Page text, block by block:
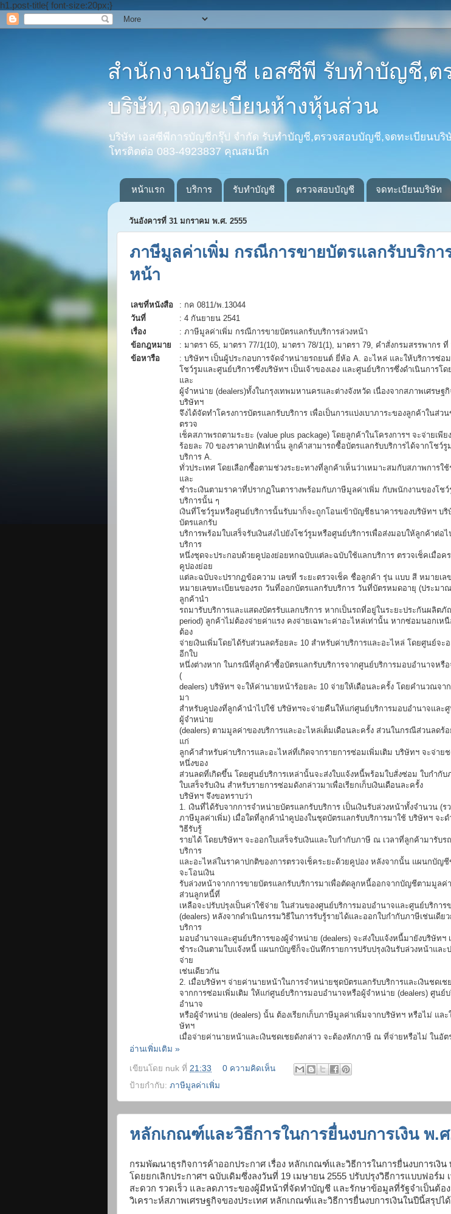
h1.post-title{ font-size:20px;}
สำนักงานบัญชี เอสซีพี รับทำบัญชี,ต
บริษัท,จดทะเบียนห้างหุ้นส่วน
บริษัท เอสซีพีการบัญชีกรุ๊ป จำกัด รับทำบัญชี,ตรวจสอบบัญชี,จดทะเบียนบริ
โทรติดต่อ 083-4923837 คุณสมนึก
หน้าแรก บริการ รับทำบัญชี ตรวจสอบบัญชี จดทะเบียนบริษัท
วันอังคารที่ 31 มกราคม พ.ศ. 2555
ภาษีมูลค่าเพิ่ม กรณีการขายบัตรแลกรับบริกา
หน้า
เลขที่หนังสือ
: กค 0811/พ.13044
วันที่
: 4 กันยายน 2541
เรื่อง
: ภาษีมูลค่าเพิ่ม กรณีการขายบัตรแลกรับบริการล่วงหน้า
ข้อกฎหมาย
: มาตรา 65, มาตรา 77/1(10), มาตรา 78/1(1), มาตรา 79, คำสั่งกรมสรรพากร
ข้อหารือ
: บริษัทฯ เป็นผู้ประกอบการจัดจำหน่ายรถยนต์ ยี่ห้อ A. อะไหล่ และให้บริการซ่อ
โชว์รูมและศูนย์บริการซึ่งบริษัทฯ เป็นเจ้าของเอง และศูนย์บริการซึ่งดำเนินการโ
และ
ผู้จำหน่าย (dealers)ทั้งในกรุงเทพมหานครและต่างจังหวัด เนื่องจากสภาพเศรษฐ
บริษัทฯ
จึงได้จัดทำโครงการบัตรแลกรับบริการ เพื่อเป็นการแบ่งเบาภาระของลูกค้าในส่ว
ตรวจ
เช็คสภาพรถตามระยะ (value plus package) โดยลูกค้าในโครงการฯ จะจ่ายเพี
ร้อยละ 70 ของราคาปกติเท่านั้น ลูกค้าสามารถซื้อบัตรแลกรับบริการได้จากโชว์รู
บริการ A.
ทั่วประเทศ โดยเลือกซื้อตามช่วงระยะทางที่ลูกค้าเห็นว่าเหมาะสมกับสภาพการใ
และ
ชำระเงินตามราคาที่ปรากฏในตารางพร้อมกับภาษีมูลค่าเพิ่ม กับพนักงานของโช
บริการนั้น ๆ
เงินที่โชว์รูมหรือศูนย์บริการนั้นรับมาก็จะถูกโอนเข้าบัญชีธนาคารของบริษัทฯ บริ
บัตรแลกรับ
บริการพร้อมใบเสร็จรับเงินส่งไปยังโชว์รูมหรือศูนย์บริการเพื่อส่งมอบให้ลูกค้าต่อ
บริการ
หนึ่งชุดจะประกอบด้วยคูปองย่อยหกฉบับแต่ละฉบับใช้แลกบริการ ตรวจเช็คเมื่อค
คูปองย่อย
แต่ละฉบับจะปรากฏข้อความ เลขที่ ระยะตรวจเช็ค ชื่อลูกค้า รุ่น แบบ สี หมายเล
หมายเลขทะเบียนของรถ วันที่ออกบัตรแลกรับบริการ วันที่บัตรหมดอายุ (ประมา
ลูกค้านำ
รถมารับบริการและแสดงบัตรรับแลกบริการ หากเป็นรถที่อยู่ในระยะประกันผลิตภั
period) ลูกค้าไม่ต้องจ่ายค่าแรง คงจ่ายเฉพาะค่าอะไหล่เท่านั้น หากซ่อมนอกเห
ต้อง
จ่ายเงินเพิ่มโดยได้รับส่วนลดร้อยละ 10 สำหรับค่าบริการและอะไหล่ โดยศูนย์จะ
อีกใบ
หนึ่งต่างหาก ในกรณีที่ลูกค้าซื้อบัตรแลกรับบริการจากศูนย์บริการมอบอำนาจหรื
(
dealers) บริษัทฯ จะให้ค่านายหน้าร้อยละ 10 จ่ายให้เดือนละครั้ง โดยคำนวณจา
มา
สำหรับคูปองที่ลูกค้านำไปใช้ บริษัทฯจะจ่ายคืนให้แก่ศูนย์บริการมอบอำนาจและ
ผู้จำหน่าย
(dealers) ตามมูลค่าของบริการและอะไหล่เต็มเดือนละครั้ง ส่วนในกรณีส่วนลดร้
แก่
ลูกค้าสำหรับค่าบริการและอะไหล่ที่เกิดจากรายการซ่อมเพิ่มเติม บริษัทฯ จะจ่าย
หนึ่งของ
ส่วนลดที่เกิดขึ้น โดยศูนย์บริการเหล่านั้นจะส่งใบแจ้งหนี้พร้อมใบสั่งซ่อม ใบกำกับ
ใบเสร็จรับเงิน สำหรับรายการซ่อมดังกล่าวมาเพื่อเรียกเก็บเงินเดือนละครั้ง
บริษัทฯ จึงขอทราบว่า
1. เงินที่ได้รับจากการจำหน่ายบัตรแลกรับบริการ เป็นเงินรับล่วงหน้าทั้งจำนวน (ร
ภาษีมูลค่าเพิ่ม) เมื่อใดที่ลูกค้านำคูปองในชุดบัตรแลกรับบริการมาใช้ บริษัทฯ จะด
วิธีรับรู้
รายได้ โดยบริษัทฯ จะออกใบเสร็จรับเงินและใบกำกับภาษี ณ เวลาที่ลูกค้ามารับร
บริการ
และอะไหล่ในราคาปกติของการตรวจเช็คระยะด้วยคูปอง หลังจากนั้น แผนกบัญ
จะโอนเงิน
รับล่วงหน้าจากการขายบัตรแลกรับบริการมาเพื่อตัดลูกหนี้ออกจากบัญชีตามมูลค่
ส่วนลูกหนี้ที่
เหลือจะปรับปรุงเป็นค่าใช้จ่าย ในส่วนของศูนย์บริการมอบอำนาจและศูนย์บริการ
(dealers) หลังจากดำเนินกรรมวิธีในการรับรู้รายได้และออกใบกำกับภาษีเช่นเดีย
บริการ
มอบอำนาจและศูนย์บริการของผู้จำหน่าย (dealers) จะส่งใบแจ้งหนี้มายังบริษัทฯ
ชำระเงินตามใบแจ้งหนี้ แผนกบัญชีก็จะบันทึกรายการปรับปรุงเงินรับล่วงหน้าและ
จ่าย
เช่นเดียวกัน
2. เมื่อบริษัทฯ จ่ายค่านายหน้าในการจำหน่ายชุดบัตรแลกรับบริการและเงินชดเช
จากการซ่อมเพิ่มเติม ให้แก่ศูนย์บริการมอบอำนาจหรือผู้จำหน่าย (dealers) ศูนย์
อำนาจ
หรือผู้จำหน่าย (dealers) นั้น ต้องเรียกเก็บภาษีมูลค่าเพิ่มจากบริษัทฯ หรือไม่ และ
ษัทฯ
เมื่อจ่ายค่านายหน้าและเงินชดเชยดังกล่าว จะต้องหักภาษี ณ ที่จ่ายหรือไม่ ในอัต
อ่านเพิ่มเติม »
เขียนโดย nuk ที่ 21:33
0 ความคิดเห็น
ป้ายกำกับ: ภาษีมูลค่าเพิ่ม
หลักเกณฑ์และวิธีการในการยื่นงบการเงิน พ.
กรมพัฒนาธุรกิจการค้าออกประกาศ เรื่อง หลักเกณฑ์และวิธีการในการยื่นงบการเงิน
โดยยกเลิกประกาศฯ ฉบับเดิมซึ่งลงวันที่ 19 เมษายน 2555 ปรับปรุงวิธีการแบบฟอร์ม
สะดวก รวดเร็ว และลดภาระของผู้มีหน้าที่จัดทำบัญชี และรักษาข้อมูลที่รัฐจำเป็นต้อ
วิเคราะห์สภาพเศรษฐกิจของประเทศ หลักเกณฑ์และวิธีการยื่นงบการเงินในปีนี้สรุปไ